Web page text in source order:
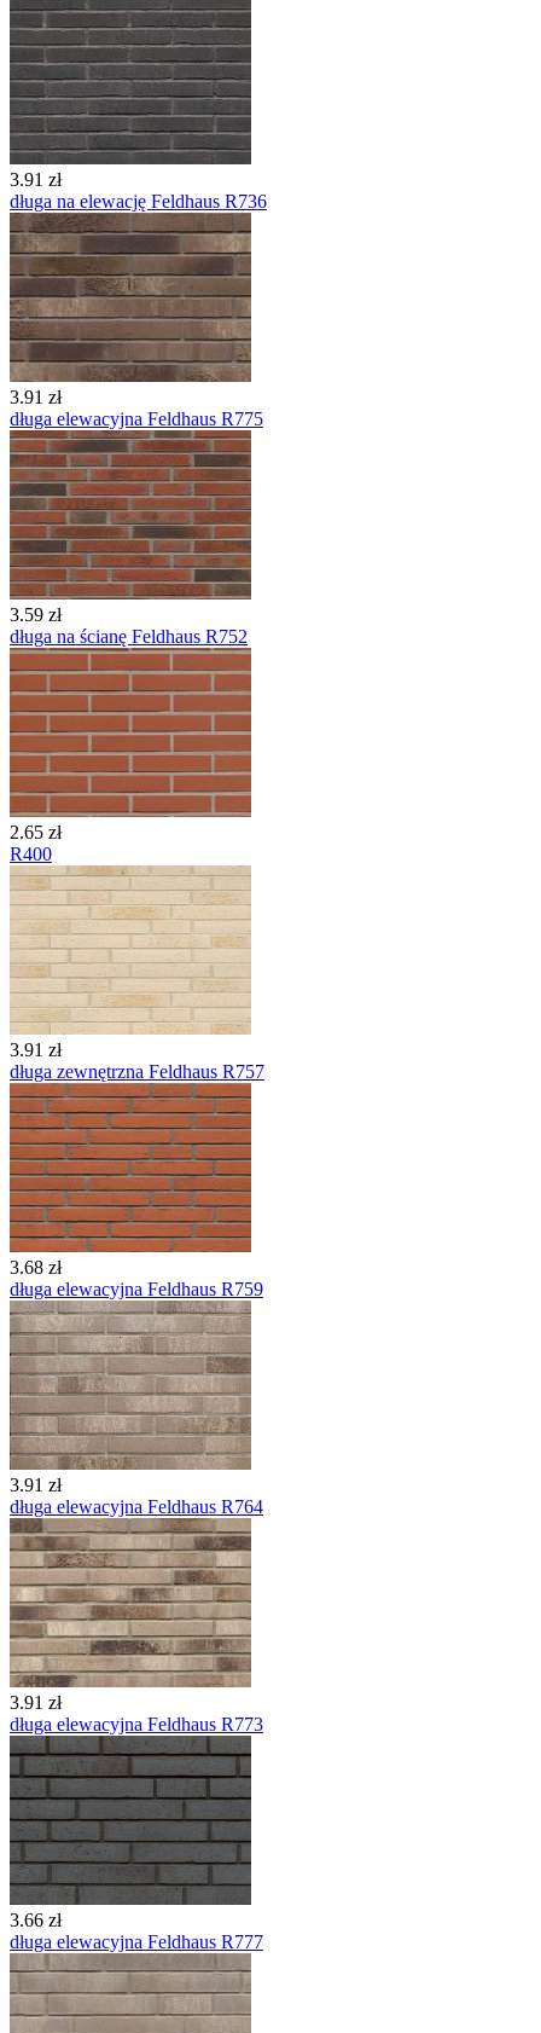
3.91 zł
długa na elewację Feldhaus R736
3.91 zł
długa elewacyjna Feldhaus R775
3.59 zł
długa na ścianę Feldhaus R752
2.65 zł
R400
3.91 zł
długa zewnętrzna Feldhaus R757
3.68 zł
długa elewacyjna Feldhaus R759
3.91 zł
długa elewacyjna Feldhaus R764
3.91 zł
długa elewacyjna Feldhaus R773
3.66 zł
długa elewacyjna Feldhaus R777